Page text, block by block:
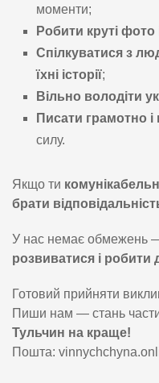
моменти;
Робити круті фото
Спілкуватися з
їхні історії;
Вільно володіти
Писати грамотно і
силу.
Якщо ти
брати
У нас немає обмежень
розвиватися і
Готовий прийняти
Пиши нам — стань
Тульчин на краще!
Пошта: